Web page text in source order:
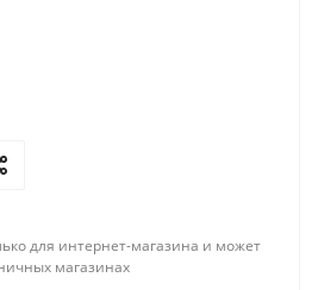
для интернет-магазина и может
магазинах